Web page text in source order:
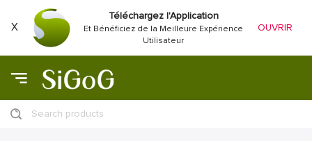
X
Téléchargez l'Application
Et Bénéficiez de la Meilleure Expérience
Utilisateur
OUVRIR
Search products